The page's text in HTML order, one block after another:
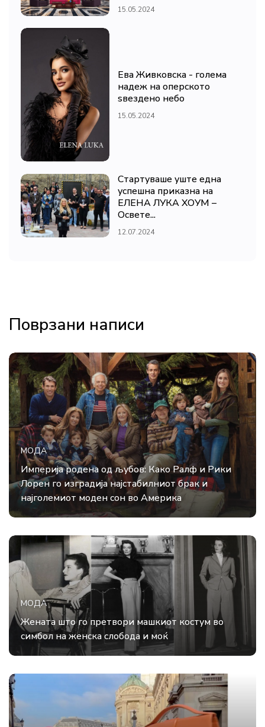
15.05.2024
Ева Живковска - голема
надеж на оперското
ѕвездено небо
15.05.2024
Стартуваше уште една
успешна приказна на
ЕЛЕНА ЛУКА ХОУМ –
Освете...
12.07.2024
Поврзани написи
МОДА
Империја родена од љубов: Како Ралф и Рики
Лорен го изградија најстабилниот брак и
најголемиот моден сон во Америка
МОДА
Жената што го претвори машкиот костум во
симбол на женска слобода и моќ